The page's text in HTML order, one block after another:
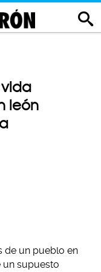
león
de un pueblo en
un supuesto